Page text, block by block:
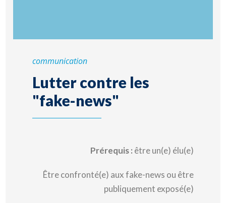
communication
Lutter contre les
"fake-news"
Prérequis : être un(e) élu(e)
Être confronté(e) aux fake-news ou être
publiquement exposé(e)